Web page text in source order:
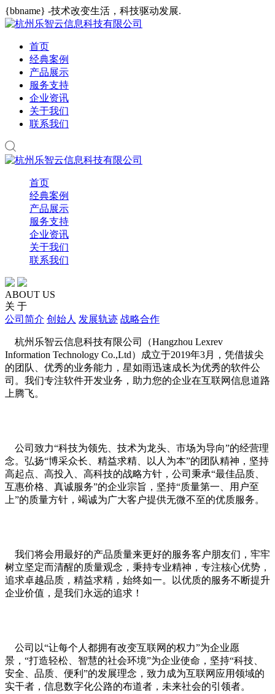
{bbname} -技术改变生活，科技驱动发展.
首页
经典案例
产品展示
服务支持
企业资讯
关于我们
联系我们
首页
经典案例
产品展示
服务支持
企业资讯
关于我们
联系我们
ABOUT US
关 于
公司简介 创始人 发展轨迹 战略合作
杭州乐智云信息科技有限公司（Hangzhou Lexrev
Information Technology Co.,Ltd）成立于2019年3月，凭借拔尖
的团队、优秀的业务能力，星如雨迅速成长为优秀的软件公
司。我们专注软件开发业务，助力您的企业在互联网信息道路
上腾飞。
公司致力“科技为领先、技术为龙头、市场为导向”的经营理
念。弘扬“博采众长、精益求精、以人为本”的团队精神，坚持
高起点、高投入、高科技的战略方针，公司秉承“最佳品质、
互惠价格、真诚服务”的企业宗旨，坚持“质量第一、用户至
上”的质量方针，竭诚为广大客户提供无微不至的优质服务。
我们将会用最好的产品质量来更好的服务客户朋友们，牢牢
树立坚定而清醒的质量观念，秉持专业精神，专注核心优势，
追求卓越品质，精益求精，始终如一。以优质的服务不断提升
企业价值，是我们永远的追求！
公司以“让每个人都拥有改变互联网的权力”为企业愿
景，“打造轻松、智慧的社会环境”为企业使命，坚持“科技、
安全、品质、便利”的发展理念，致力成为互联网应用领域的
实干者，信息数字化公路的布道者，未来社会的引领者。